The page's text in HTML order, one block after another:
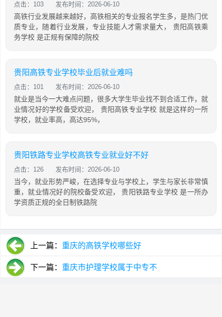
点击：103 发布时间：2026-06-10
高铁行业发展越来越好，高铁相关的专业报名学生多，是热门优
质专业，随着行业发展，专业技能人才需求量大， 贵阳高铁乘
务学校 是正规有保障的院校
贵阳高铁专业学校毕业后就业难吗
点击：101 发布时间：2026-06-10
就业是当今一大难点问题，很多大学生毕业找不到合适工作，就
业情况好的学校备受欢迎， 贵阳高铁专业学校 就是这样的一所
学校，就业率高，高达95%，
贵阳铁路专业学校高铁专业就业好不好
点击：126 发布时间：2026-06-10
当今，就业形势严峻，在选择专业与学校上，学生与家长非常慎
重，就业情况好的院校备受欢迎， 贵阳铁路专业学校 是一所办
学资质正规的全日制铁路院
上一篇： 重庆的高铁学校哪些好
下一篇： 重庆市护理学校属于中专不